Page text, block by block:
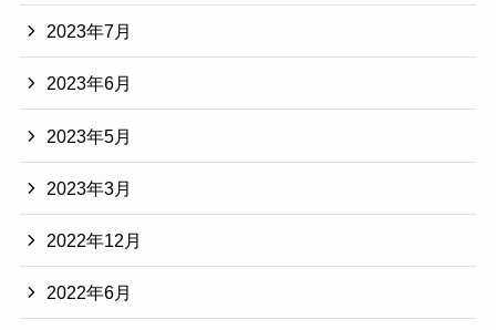
2023年7月
2023年6月
2023年5月
2023年3月
2022年12月
2022年6月